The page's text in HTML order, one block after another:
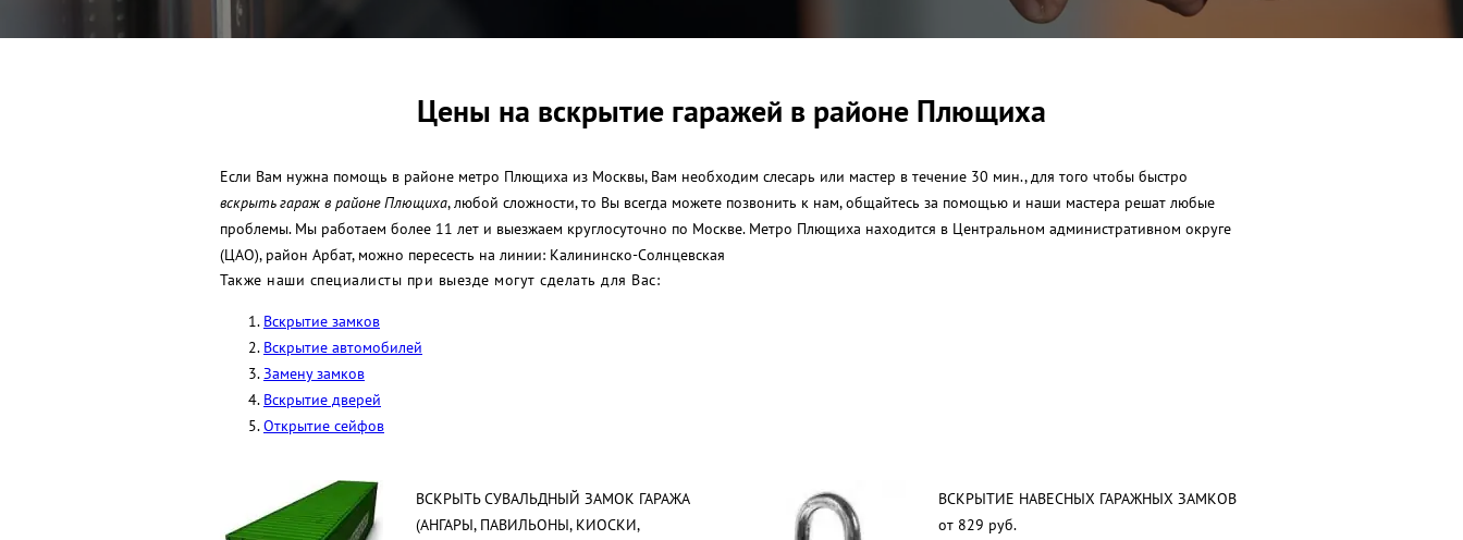
Цены на вскрытие гаражей в районе Плющиха
Если Вам нужна помощь в районе метро Плющиха из Москвы, Вам необходим слесарь или мастер в течение 30 мин., для того чтобы быстро
вскрыть гараж в районе Плющиха, любой сложности, то Вы всегда можете позвонить к нам, общайтесь за помощью и наши мастера решат любые
проблемы. Мы работаем более 11 лет и выезжаем круглосуточно по Москве. Метро Плющиха находится в Центральном административном округе
(ЦАО), район Арбат, можно пересесть на линии: Калининско-Солнцевская
Также наши специалисты при выезде могут сделать для Вас:
Вскрытие замков
Вскрытие автомобилей
Замену замков
Вскрытие дверей
Открытие сейфов
ВСКРЫТЬ СУВАЛЬДНЫЙ ЗАМОК ГАРАЖА
(АНГАРЫ, ПАВИЛЬОНЫ, КИОСКИ,
ВСКРЫТИЕ НАВЕСНЫХ ГАРАЖНЫХ ЗАМКОВ
от 829 руб.